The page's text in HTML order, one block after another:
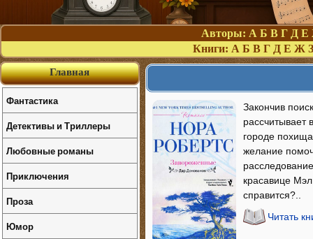
Авторы: А Б В Г Д Е
Книги: А Б В Г Д Е Ж З
Закончив
рассчитывает
городе
желание
красавице
справится?..
Читать
Главная
Фантастика
Детективы и Триллеры
Любовные романы
Приключения
Проза
Юмор